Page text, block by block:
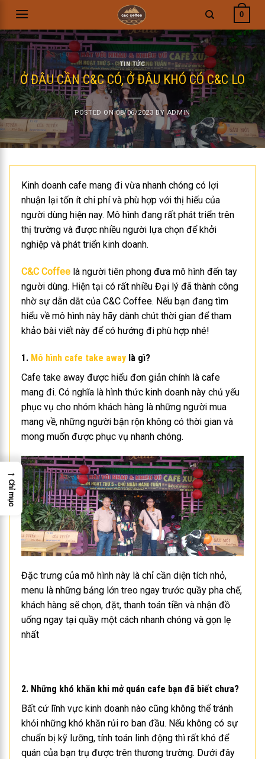
content
0
TIN TỨC
Ở ĐÂU CẦN C&C CÓ, Ở ĐÂU KHÓ CÓ C&C LO
POSTED ON08/06/2023 BY ADMIN
Kinh doanh cafe mang đi vừa nhanh chóng có lợi
nhuận lại tốn ít chi phí và phù hợp với thị hiếu của
người dùng hiện nay. Mô hình đang rất phát triển trên
thị trường và được nhiều người lựa chọn để khởi
nghiệp và phát triển kinh doanh.
C&C Coffee là người tiên phong đưa mô hình đến tay
người dùng. Hiện tại có rất nhiều Đại lý đã thành công
nhờ sự dẫn dắt của C&C Coffee. Nếu bạn đang tìm
hiểu về mô hình này hãy dành chút thời gian để tham
khảo bài viết này để có hướng đi phù hợp nhé!
1. Mô hình cafe take away là gì?
Cafe take away được hiểu đơn giản chính là cafe
mang đi. Có nghĩa là hình thức kinh doanh này chủ yếu
phục vụ cho nhóm khách hàng là những người mua
mang về, những người bận rộn không có thời gian và
mong muốn được phục vụ nhanh chóng.
Đặc trưng của mô hình này là chỉ cần diện tích nhỏ,
menu là những bảng lớn treo ngay trước quầy pha chế,
khách hàng sẽ chọn, đặt, thanh toán tiền và nhận đồ
uống ngay tại quầy một cách nhanh chóng và gọn lẹ
nhất
2. Những khó khăn khi mở quán cafe bạn đã biết chưa?
Bất cứ lĩnh vực kinh doanh nào cũng không thể tránh
khỏi những khó khăn rủi ro ban đầu. Nếu không có sự
chuẩn bị kỹ lưỡng, tính toán linh động thì rất khó để
quán của bạn trụ được trên thương trường. Dưới đây
→
Chỉ mục